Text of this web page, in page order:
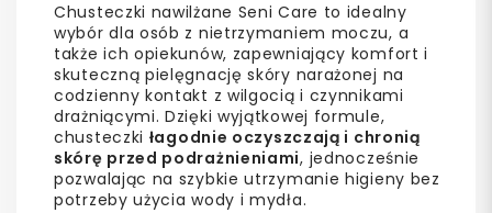
Chusteczki nawilżane Seni Care to idealny
wybór dla osób z nietrzymaniem moczu, a
także ich opiekunów, zapewniający komfort i
skuteczną pielęgnację skóry narażonej na
codzienny kontakt z wilgocią i czynnikami
drażniącymi. Dzięki wyjątkowej formule,
chusteczki łagodnie oczyszczają i chronią
skórę przed podrażnieniami, jednocześnie
pozwalając na szybkie utrzymanie higieny bez
potrzeby użycia wody i mydła.